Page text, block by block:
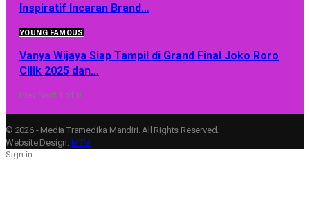
Inspiratif Incaran Brand…
YOUNG FAMOUS
Vanya Wijaya Siap Tampil di Grand Final Joko Roro
Cilik 2025 dan…
Prev Next 1 of 8
© 2026 - Media Tramedika Mandiri. All Rights Reserved.
Website Design: MTM
Sign in